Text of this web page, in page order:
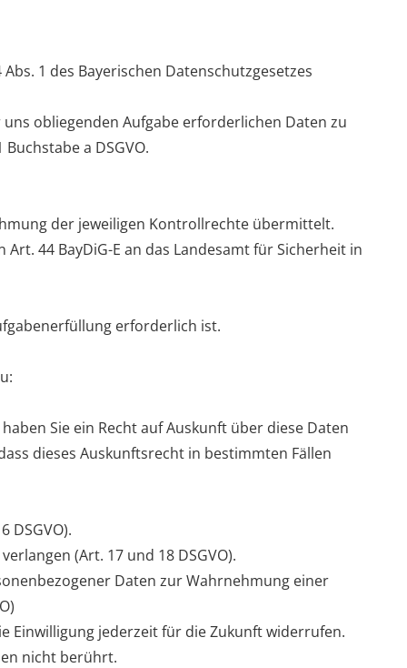
1 des Bayerischen Datenschutzgesetzes
obliegenden Aufgabe erforderlichen Daten zu
a DSGVO.
der jeweiligen Kontrollrechte übermittelt.
44 BayDiG-E an das Landesamt für Sicherheit in
erforderlich ist.
Sie ein Recht auf Auskunft über diese Daten
dieses Auskunftsrecht in bestimmten Fällen
DSGVO).
(Art. 17 und 18 DSGVO).
Daten zur Wahrnehmung einer
Einwilligung jederzeit für die Zukunft widerrufen.
nicht berührt.